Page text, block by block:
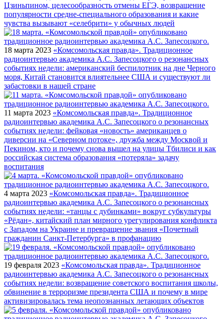
Цзиньпином, целесообразность отмены ЕГЭ, возвращение
популярности средне-специального образования и какие
чувства вызывают «селебрити» у обычных людей
18 марта 2023 «Комсомольская правда». Традиционное
радиоинтервью академика А.С. Запесоцкого о резонансных
событиях недели: американский беспилотник на дне Черного
моря, Китай становится влиятельнее США и существуют ли
забастовки в нашей стране
11 марта 2023 «Комсомольская правда». Традиционное
радиоинтервью академика А.С. Запесоцкого о резонансных
событиях недели: фейковая «новость» американцев о
диверсии на «Северном потоке», дружба между Москвой и
Пекином, кто и почему снова вышел на улицы Тбилиси и как
российская система образования «потеряла» задачу
воспитания
4 марта 2023 «Комсомольская правда». Традиционное
радиоинтервью академика А.С. Запесоцкого о резонансных
событиях недели: «танцы с дубинками» вокруг субкультуры
«Рёдан», китайский план мирного урегулирования конфликта
с Западом на Украине и превращение звания «Почетный
гражданин Санкт-Петербурга» в профанацию
19 февраля 2023 «Комсомольская правда». Традиционное
радиоинтервью академика А.С. Запесоцкого о резонансных
событиях недели: возвращение советского воспитания школы,
обвинение в терроризме президента США и почему в мире
активизировалась тема неопознанных летающих объектов